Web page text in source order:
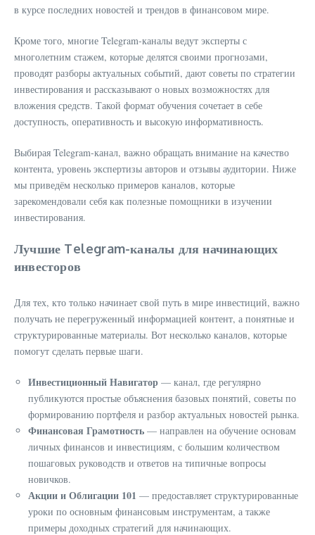
в курсе последних новостей и трендов в финансовом мире.
Кроме того, многие Telegram-каналы ведут эксперты с
многолетним стажем, которые делятся своими прогнозами,
проводят разборы актуальных событий, дают советы по стратегии
инвестирования и рассказывают о новых возможностях для
вложения средств. Такой формат обучения сочетает в себе
доступность, оперативность и высокую информативность.
Выбирая Telegram-канал, важно обращать внимание на качество
контента, уровень экспертизы авторов и отзывы аудитории. Ниже
мы приведём несколько примеров каналов, которые
зарекомендовали себя как полезные помощники в изучении
инвестирования.
Лучшие Telegram-каналы для начинающих
инвесторов
Для тех, кто только начинает свой путь в мире инвестиций, важно
получать не перегруженный информацией контент, а понятные и
структурированные материалы. Вот несколько каналов, которые
помогут сделать первые шаги.
Инвестиционный Навигатор — канал, где регулярно
публикуются простые объяснения базовых понятий, советы по
формированию портфеля и разбор актуальных новостей рынка.
Финансовая Грамотность — направлен на обучение основам
личных финансов и инвестициям, с большим количеством
пошаговых руководств и ответов на типичные вопросы
новичков.
Акции и Облигации 101 — предоставляет структурированные
уроки по основным финансовым инструментам, а также
примеры доходных стратегий для начинающих.